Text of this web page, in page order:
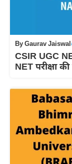
ByGaurav Jaiswal
CSIR UGC
NET परीक्षा